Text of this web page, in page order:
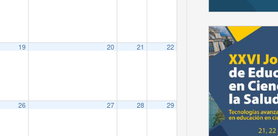
19 20 21 22
26 27 28 29